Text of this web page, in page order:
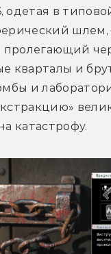
одетая в
шлем,
пролегающий
кварталы и
и
катастрофу.